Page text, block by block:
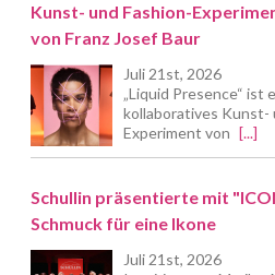
Kunst- und Fashion-
von Franz Josef Baur
Juli 21st, 2026
„Liquid Presence“ ist
kollaboratives Kunst-
Experiment von [...]
Schullin präsentierte mit
Schmuck für eine Ikone
Juli 21st, 2026